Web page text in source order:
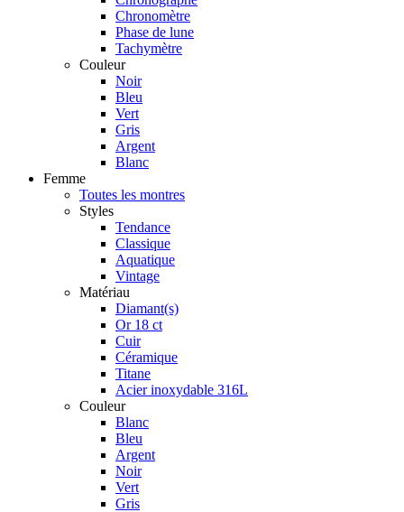
Chronomètre
Phase de lune
Tachymètre
Couleur
Noir
Bleu
Vert
Gris
Argent
Blanc
Femme
Toutes les montres
Styles
Tendance
Classique
Aquatique
Vintage
Matériau
Diamant(s)
Or 18 ct
Cuir
Céramique
Titane
Acier inoxydable 316L
Couleur
Blanc
Bleu
Argent
Noir
Vert
Gris